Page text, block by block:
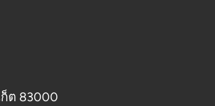
ก็ต 83000